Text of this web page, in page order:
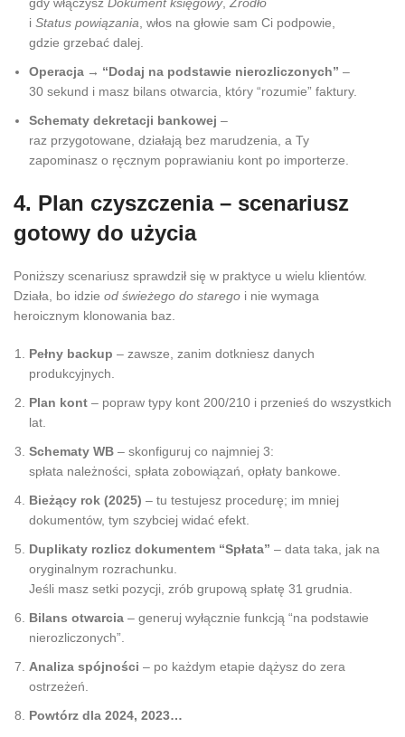
i Status powiązania , włos na głowie sam Ci podpowie,
gdzie grzebać dalej.
Operacja → “Dodaj na podstawie nierozliczonych” –
30 sekund i masz bilans otwarcia, który “rozumie” faktury.
Schematy dekretacji bankowej –
raz przygotowane, działają bez marudzenia, a Ty
zapominasz o ręcznym poprawianiu kont po importerze.
4. Plan czyszczenia – scenariusz
gotowy do użycia
Poniższy scenariusz sprawdził się w praktyce u wielu klientów.
Działa, bo idzie od świeżego do starego i nie wymaga
heroicznym klonowania baz.
Pełny backup – zawsze, zanim dotkniesz danych
produkcyjnych.
Plan kont – popraw typy kont 200/210 i przenieś do wszystkich
lat.
Schematy WB – skonfiguruj co najmniej 3:
spłata należności, spłata zobowiązań, opłaty bankowe.
Bieżący rok (2025) – tu testujesz procedurę; im mniej
dokumentów, tym szybciej widać efekt.
Duplikaty rozlicz dokumentem “Spłata” – data taka, jak na
oryginalnym rozrachunku.
Jeśli masz setki pozycji, zrób grupową spłatę 31 grudnia.
Bilans otwarcia – generuj wyłącznie funkcją “na podstawie
nierozliczonych”.
Analiza spójności – po każdym etapie dążysz do zera
ostrzeżeń.
Powtórz dla 2024, 2023…